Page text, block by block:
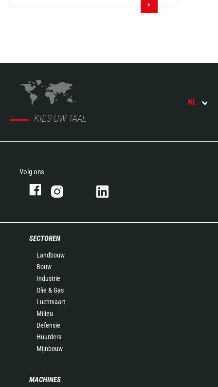
KIES UW TAAL
NL
Volg ons
SECTOREN
Landbouw
Bouw
Industrie
Olie & Gas
Luchtvaart
Milieu
Defensie
Huurders
Mijnbouw
MACHINES